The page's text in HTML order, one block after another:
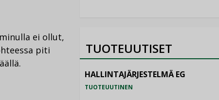
ei ollut,
piti
TUOTEUUTISET
HALLINTAJÄRJESTELMÄ EG
TUOTEUUTINEN